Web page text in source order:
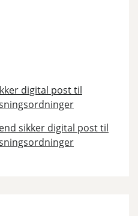
digital post til
sikker digital post til